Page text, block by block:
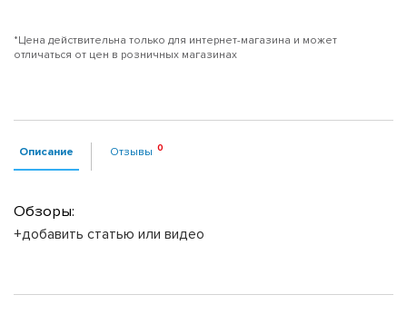
*Цена действительна только для интернет-магазина и может
отличаться от цен в розничных магазинах
Описание Отзывы
Обзоры:
+добавить статью или видео